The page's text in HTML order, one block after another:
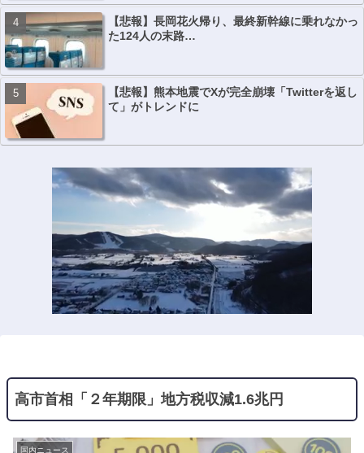
【悲報】長岡花火帰り、最終新幹線に乗れなかっ
た124人の末路…
【悲報】熊本地震でXが完全崩壊「Twitterを返し
て」がトレンドに
高市首相「２年期限」地方税収減1.6兆円
国内ニュース